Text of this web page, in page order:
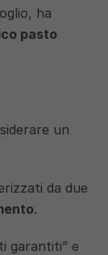
ha
pasto
un
da due
.
garantiti” e